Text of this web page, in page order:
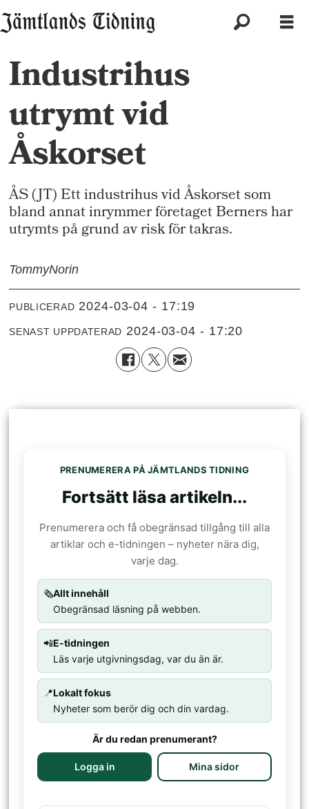
Industrihus
utrymt vid
Åskorset
ÅS (JT) Ett industrihus vid Åskorset som
bland annat inrymmer företaget Berners har
utrymts på grund av risk för takras.
TommyNorin
PUBLICERAD 2024-03-04 - 17:19
SENAST UPPDATERAD 2024-03-04 - 17:20
PRENUMERERA PÅ JÄMTLANDS TIDNING
Fortsätt läsa artikeln...
Prenumerera och få obegränsad tillgång till alla
artiklar och e-tidningen – nyheter nära dig,
varje dag.
🗞️Allt innehåll
Obegränsad läsning på webben.
📲E-tidningen
Läs varje utgivningsdag, var du än är.
📍Lokalt fokus
Nyheter som berör dig och din vardag.
Är du redan prenumerant?
Logga in Mina sidor